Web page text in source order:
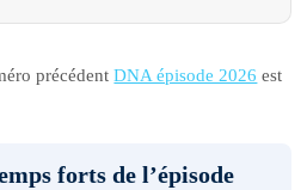
précédentDNA épisode 2026 est
forts de l’épisode